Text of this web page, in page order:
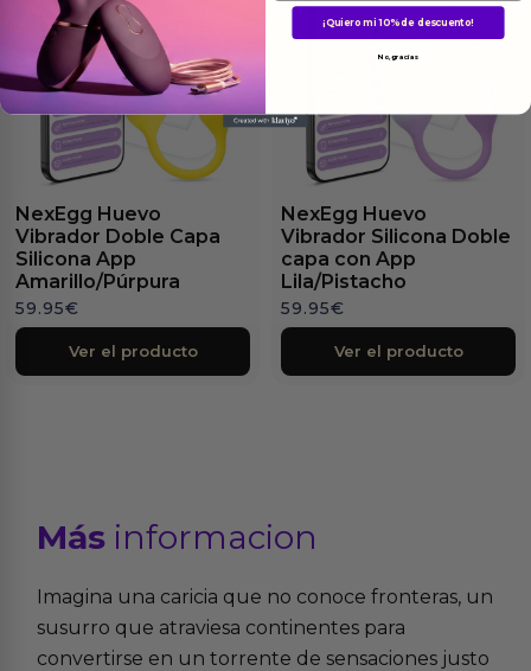
NexEgg Huevo
Vibrador Doble Capa
Silicona App
Amarillo/Púrpura
59.95€
Ver el producto
NexEgg Huevo
Vibrador Silicona Doble
capa con App
Lila/Pistacho
59.95€
Ver el producto
Más informacion
Imagina una caricia que no conoce fronteras, un
susurro que atraviesa continentes para
convertirse en un torrente de sensaciones justo
¡Quiero mi 10% de descuento!
No, gracias